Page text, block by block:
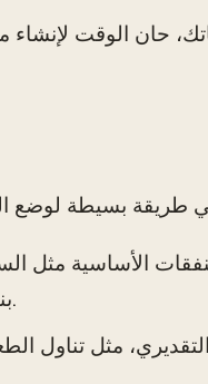
حان الوقت لإنشاء
الأساسية مثل
بناءً على مثالنا، سيكون ذلك 1,475 دولار.
مثل تناول